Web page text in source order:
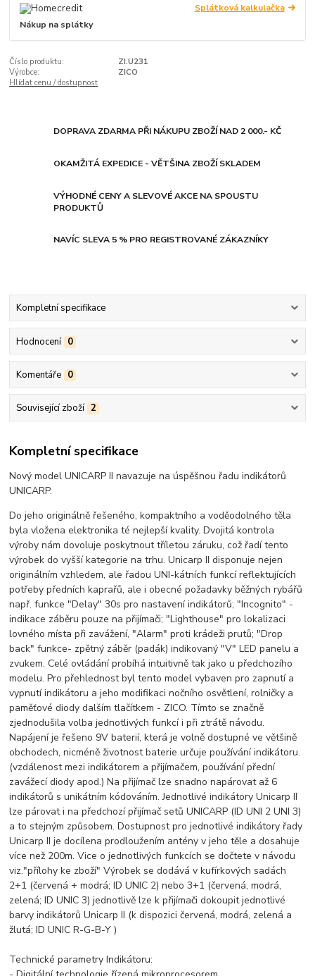
Splátková kalkulačka
Nákup na splátky
Číslo produktu:
ZI.U231
Výrobce:
ZICO
Hlídat cenu / dostupnost
DOPRAVA ZDARMA PŘI NÁKUPU ZBOŽÍ NAD 2 000.- KČ
OKAMŽITÁ EXPEDICE - VĚTŠINA ZBOŽÍ SKLADEM
VÝHODNÉ CENY A SLEVOVÉ AKCE NA SPOUSTU
PRODUKTŮ
NAVÍC SLEVA 5 % PRO REGISTROVANÉ ZÁKAZNÍKY
Kompletní specifikace
Hodnocení 0
Komentáře 0
Související zboží 2
Kompletní specifikace
Nový model UNICARP II navazuje na úspěšnou řadu indikátorů
UNICARP.
Do jeho originálně řešeného, kompaktního a voděodolného těla
byla vložena elektronika té nejlepší kvality. Dvojitá kontrola
výroby nám dovoluje poskytnout tříletou záruku, což řadí tento
výrobek do vyšší kategorie na trhu. Unicarp II disponuje nejen
originálním vzhledem, ale řadou UNI-kátních funkcí reflektujících
potřeby předních kaprařů, ale i obecné požadavky běžných rybářů
např. funkce "Delay" 30s pro nastavení indikátorů; "Incognito" -
indikace záběru pouze na přijímači; "Lighthouse" pro lokalizaci
lovného místa při zavážení, "Alarm" proti krádeži prutů; "Drop
back" funkce- zpětný záběr (padák) indikovaný "V" LED panelu a
zvukem. Celé ovládání probíhá intuitivně tak jako u předchozího
modelu. Pro přehlednost byl tento model vybaven pro zapnutí a
vypnutí indikátoru a jeho modifikaci nočního osvětlení, rolničky a
paměťové diody dalším tlačítkem - ZICO. Tímto se značně
zjednodušila volba jednotlivých funkcí i při ztrátě návodu.
Napájení je řešeno 9V baterií, která je volně dostupné ve většině
obchodech, nicméně životnost baterie určuje používání indikátoru.
(vzdálenost mezi indikátorem a přijímačem, používání přední
zavážecí diody apod.) Na přijímač lze snadno napárovat až 6
indikátorů s unikátním kódováním. Jednotlivé indikátory Unicarp II
lze párovat i na předchozí přijímač setů UNICARP (ID UNI 2 UNI 3)
a to stejným způsobem. Dostupnost pro jednotlivé indikátory řady
Unicarp II je docílena prodloužením antény v jeho těle a dosahuje
více než 200m. Vice o jednotlivých funkcích se dočtete v návodu
viz."přílohy ke zboží" Výrobek se dodává v kufírkových sadách
2+1 (červená + modrá; ID UNIC 2) nebo 3+1 (červená, modrá,
zelená; ID UNIC 3) jednotlivě lze k přijímači dokoupit jednotlivé
barvy indikátorů Unicarp II (k dispozici červená, modrá, zelená a
žlutá; ID UNIC R-G-B-Y )
Technické parametry Indikátoru: